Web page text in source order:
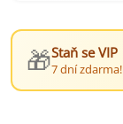
🎁Staň se VIP
7 dní zdarma!